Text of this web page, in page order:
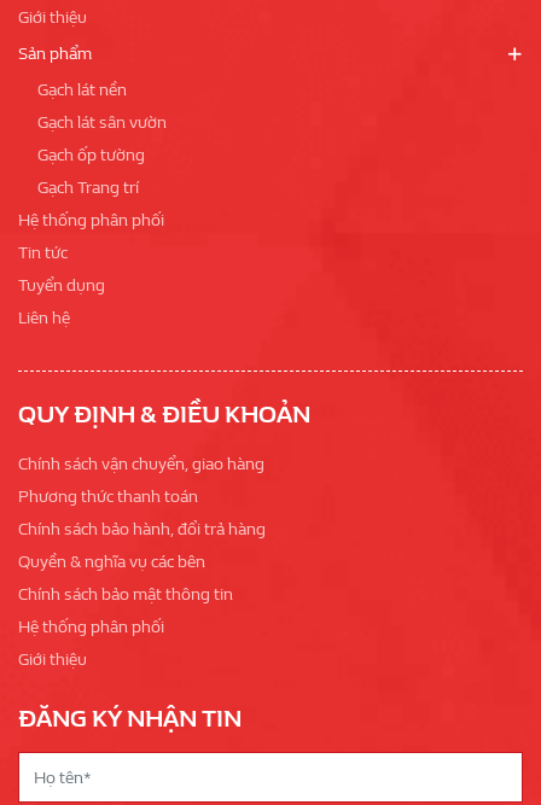
Giới thiệu
Sản phẩm
Gạch lát nền
Gạch lát sân vườn
Gạch ốp tường
Gạch Trang trí
Hệ thống phân phối
Tin tức
Tuyển dụng
Liên hệ
QUY ĐỊNH & ĐIỀU KHOẢN
Chính sách vận chuyển, giao hàng
Phương thức thanh toán
Chính sách bảo hành, đổi trả hàng
Quyền & nghĩa vụ các bên
Chính sách bảo mật thông tin
Hệ thống phân phối
Giới thiệu
ĐĂNG KÝ NHẬN TIN